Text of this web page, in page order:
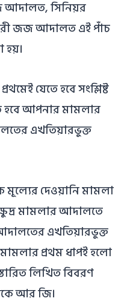
সিনিয়র
জজ আদালত এই পাঁচ
হয়।
যেতে হবে সংশ্লিষ্ট
হবে আপনার মামলার
এখতিয়ারভুক্ত
দেওয়ানি মামলা
মামলার আদালতে
এখতিয়ারভুক্ত
প্রথম ধাপই হলো
লিখিত বিবরণ
আর জি।